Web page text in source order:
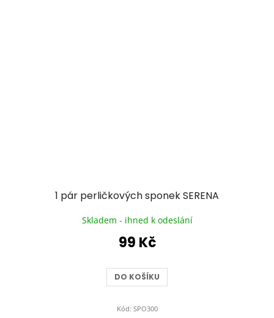
1 pár perličkových sponek SERENA
Skladem - ihned k odeslání
99 Kč
DO KOŠÍKU
Kód: SPO300